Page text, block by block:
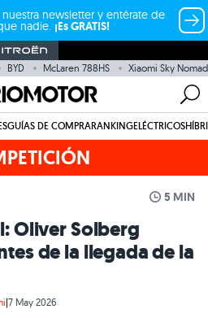
nuestra newsletter y entérate de
nadie. ¡Es GRATIS!
BYD McLaren 788HS Xiaomi Sky Nomad
GUÍAS DE COMPRARANKINGELÉCTRICOS
5 MIN
Oliver Solberg
de la llegada de la
|7 May 2026